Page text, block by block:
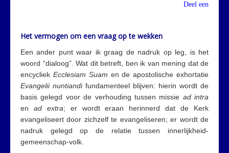
Deel een
Het vermogen om een vraag op te wekken
Een ander punt waar ik graag de nadruk op leg, is het
woord “dialoog”. Wat dit betreft, ben ik van mening dat de
encycliek Ecclesiam Suam en de apostolische exhortatie
Evangelii nuntiandifundamenteel blijven: hierin wordt de
basis gelegd voor de verhouding tussen missie ad intra
en ad extra; er wordt eraan herinnerd dat de Kerk
evangeliseert door zichzelf te evangeliseren; er wordt de
nadruk gelegd op de relatie tussen innerlijkheid-
gemeenschap-volk.